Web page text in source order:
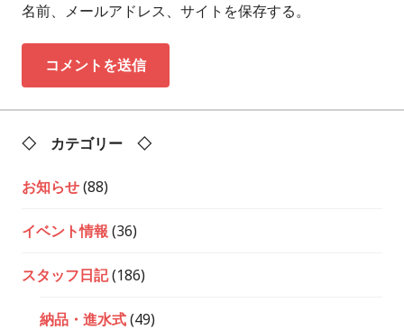
名前、メールアドレス、サイトを保存する。
◇ カテゴリー ◇
お知らせ(88)
イベント情報 (36)
スタッフ日記(186)
納品・進水式(49)